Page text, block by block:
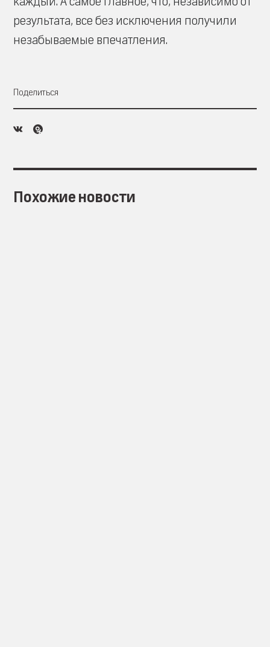
результата, все без исключения получили
незабываемые впечатления.
Поделиться
Похожие новости